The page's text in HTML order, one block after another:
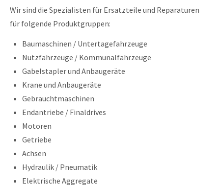
Wir sind die Spezialisten für Ersatzteile und Reparaturen
für folgende Produktgruppen:
Baumaschinen / Untertagefahrzeuge
Nutzfahrzeuge / Kommunalfahrzeuge
Gabelstapler und Anbaugeräte
Krane und Anbaugeräte
Gebrauchtmaschinen
Endantriebe / Finaldrives
Motoren
Getriebe
Achsen
Hydraulik / Pneumatik
Elektrische Aggregate